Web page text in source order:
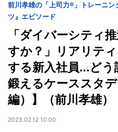
前川孝雄の「上司力®」トレーニ
ツ』エピソード
「ダイバーシティ
すか？」リアリテ
する新入社員...どう
鍛えるケーススタ
編）】（前川孝雄）
2023.02.12 10:00